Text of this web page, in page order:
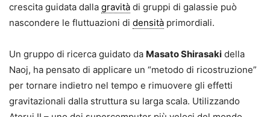
crescita guidata dalla gravità di gruppi di galassie può
nascondere le fluttuazioni di densità primordiali.
Un gruppo di ricerca guidato da Masato Shirasaki della
Naoj, ha pensato di applicare un “metodo di ricostruzione”
per tornare indietro nel tempo e rimuovere gli effetti
gravitazionali dalla struttura su larga scala. Utilizzando